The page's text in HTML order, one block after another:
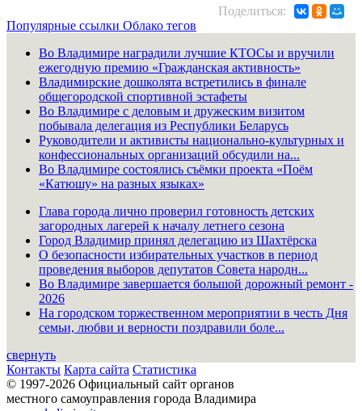
Поделиться:
Популярные ссылки Облако тегов
Во Владимире наградили лучшие КТОСы и вручили
ежегодную премию «Гражданская активность»
Владимирские дошколята встретились в финале
общегородской спортивной эстафеты
Во Владимире с деловым и дружеским визитом
побывала делегация из Республики Беларусь
Руководители и активисты национально-культурных и
конфессиональных организаций обсудили на...
Во Владимире состоялись съёмки проекта «Поём
«Катюшу» на разных языках»
Глава города лично проверил готовность детских
загородных лагерей к началу летнего сезона
Город Владимир принял делегацию из Шахтёрска
О безопасности избирательных участков в период
проведения выборов депутатов Совета народн...
Во Владимире завершается большой дорожный ремонт -
2026
На городском торжественном мероприятии в честь Дня
семьи, любви и верности поздравили боле...
свернуть
Контакты Карта сайта Статистика
© 1997-2026 Официальный сайт органов
местного самоуправления города Владимира